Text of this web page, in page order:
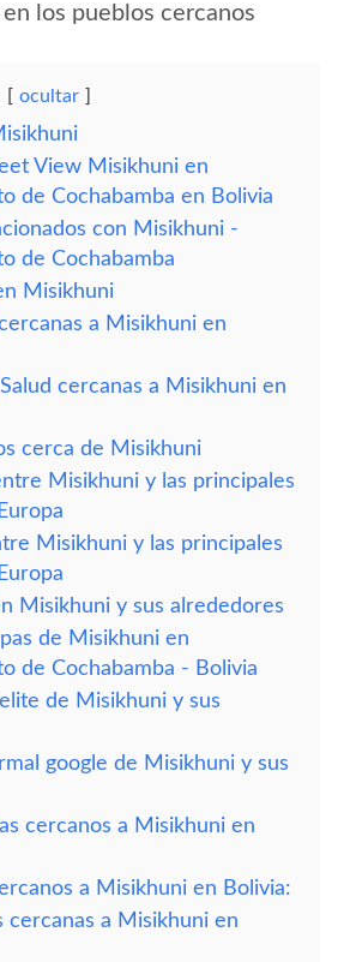
los pueblos cercanos
ocultar
View Misikhuni en
de Cochabamba en Bolivia
con Misikhuni -
de Cochabamba
Misikhuni
a Misikhuni en
cercanas a Misikhuni en
cerca de Misikhuni
Misikhuni y las principales
Misikhuni y las principales
Misikhuni y sus alrededores
de Misikhuni en
de Cochabamba - Bolivia
de Misikhuni y sus
google de Misikhuni y sus
cercanos a Misikhuni en
a Misikhuni en Bolivia:
cercanas a Misikhuni en